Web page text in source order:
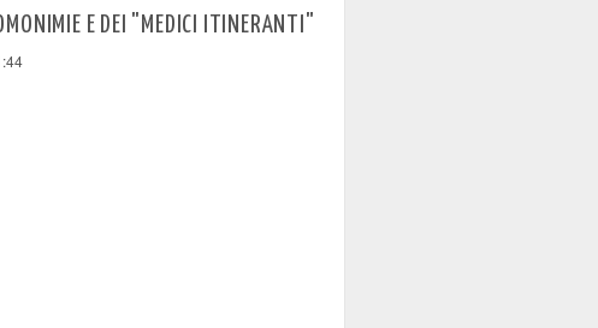
E DEI "MEDICI ITINERANTI"